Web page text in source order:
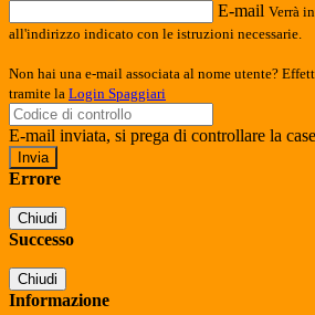
E-mail Verrà
all'indirizzo indicato con le istruzioni necessarie.
Non hai una e-mail associata al nome utente?
tramite la Login Spaggiari
E-mail inviata, si prega di controllare la
Errore
Chiudi
Successo
Chiudi
Informazione